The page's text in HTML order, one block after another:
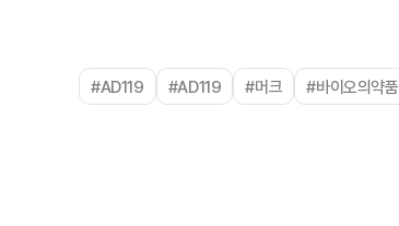
#AD119 #AD119 #머크 #바이오의약품